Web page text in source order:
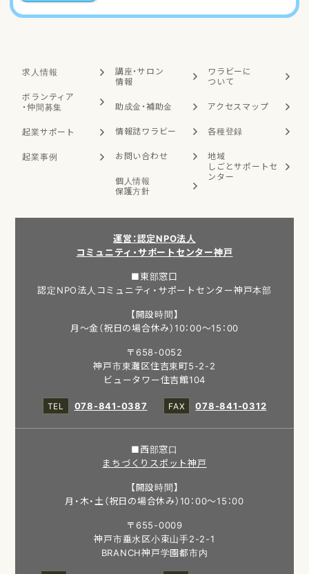
求人情報
ボランティア
・仲間募集
起業サポート
起業事例
講座・サロン
情報
助成金・補助金
情報誌ワラビー
お問い合わせ
個人情報
保護方針
ワラビーに
ついて
アクセスマップ
各種登録
地域
しごとサポートセ
ンター
運営：認定NPO法人
コミュニティ・サポートセンター神戸
■東部窓口
認定NPO法人コミュニティ・サポートセンター神戸本部
【開設時間】
月～金（祝日の場合休み）10：00～15：00
〒658-0052
神戸市東灘区住吉東町5-2-2
ビュータワー住吉館104
078-841-0387
078-841-0312
■西部窓口
まちづくりスポット神戸
【開設時間】
月・木・土（祝日の場合休み）10：00～15：00
〒655-0009
神戸市垂水区小束山手2-2-1
BRANCH神戸学園都市内